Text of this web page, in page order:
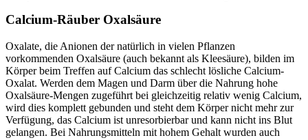
Calcium-Räuber Oxalsäure
Oxalate, die Anionen der natürlich in vielen Pflanzen
vorkommenden Oxalsäure (auch bekannt als Kleesäure), bilden im
Körper beim Treffen auf Calcium das schlecht lösliche Calcium-
Oxalat. Werden dem Magen und Darm über die Nahrung hohe
Oxalsäure-Mengen zugeführt bei gleichzeitig relativ wenig Calcium,
wird dies komplett gebunden und steht dem Körper nicht mehr zur
Verfügung, das Calcium ist unresorbierbar und kann nicht ins Blut
gelangen. Bei Nahrungsmitteln mit hohem Gehalt wurden auch